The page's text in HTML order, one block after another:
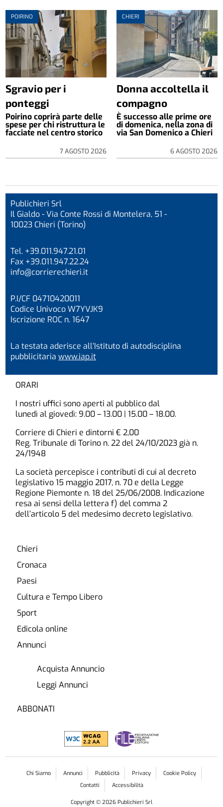
POIRINO
Sgravio per i
ponteggi
Poirino coprirà parte delle
spese per chi ristruttura le
facciate nel centro storico
7 AGOSTO 2026
CHIERI
Donna accoltella il
compagno
È successo alle prime ore
di domenica, nella zona di
via San Domenico a Chieri
6 AGOSTO 2026
Publichieri Srl
Il Gialdo - Via Conte Rossi di Montelera, 51 -
10023 Chieri (Torino)
Tel. +39.011.947.21.01
Fax +39.011.947.22.24
info@corrierechieri.it
P.I/CF 04710420011
Codice Univoco W7YVJK9
Iscrizione ROC n. 1647
La testata aderisce all’Istituto di autodisciplina
pubblicitariawww.iap.it
ORARI
I nostri uffici sono aperti al pubblico dal
lunedì al giovedì: 9.00 – 13.00 | 15.00 – 18.00.
Corriere di Chieri e dintorni € 2,00
Reg. Tribunale di Torino n. 22 del 24/10/2023 già n.
24/1948
La società percepisce i contributi di cui al decreto
legislativo 15 maggio 2017, n. 70 e della Legge
Regione Piemonte n. 18 del 25/06/2008. Indicazione
resa ai sensi della lettera f) del comma 2
dell’articolo 5 del medesimo decreto legislativo.
Chieri
Cronaca
Paesi
Cultura e Tempo Libero
Sport
Edicola online
Annunci
Acquista Annuncio
Leggi Annunci
ABBONATI
Chi Siamo Annunci Pubblicità Privacy
Cookie Policy
Contatti
Accessibilità
Copyright © 2026 Publichieri Srl